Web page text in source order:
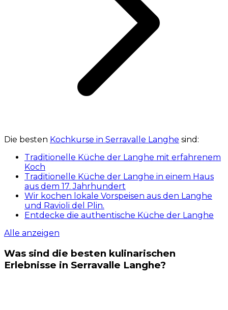
Die besten Kochkurse in Serravalle Langhe sind:
Traditionelle Küche der Langhe mit erfahrenem
Koch
Traditionelle Küche der Langhe in einem Haus
aus dem 17. Jahrhundert
Wir kochen lokale Vorspeisen aus den Langhe
und Ravioli del Plin.
Entdecke die authentische Küche der Langhe
Alle anzeigen
Was sind die besten kulinarischen
Erlebnisse in Serravalle Langhe?